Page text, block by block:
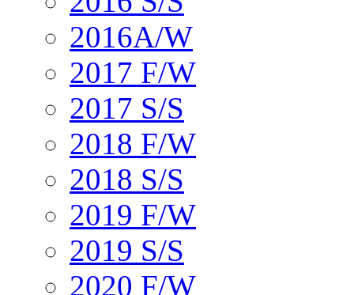
2016A/W
2017 F/W
2017 S/S
2018 F/W
2018 S/S
2019 F/W
2019 S/S
2020 F/W